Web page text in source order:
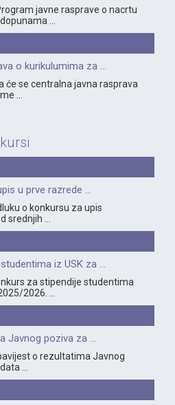
javne rasprave o nacrtu
...
o kurikulumima za ...
će se centralna javna rasprava
...
u prve razrede ...
o konkursu za upis
srednjih ...
iz USK za ...
za stipendije studentima
2026. ...
Javnog poziva za ...
o rezultatima Javnog
...